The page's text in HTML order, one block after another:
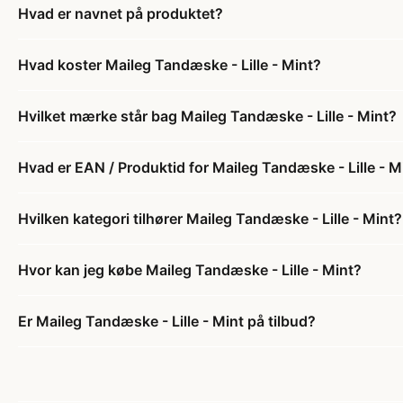
Hvad er navnet på produktet?
Hvad koster Maileg Tandæske - Lille - Mint?
Hvilket mærke står bag Maileg Tandæske - Lille - Mint?
Hvad er EAN / Produktid for Maileg Tandæske - Lille -
Hvilken kategori tilhører Maileg Tandæske - Lille - Mint?
Hvor kan jeg købe Maileg Tandæske - Lille - Mint?
Er Maileg Tandæske - Lille - Mint på tilbud?